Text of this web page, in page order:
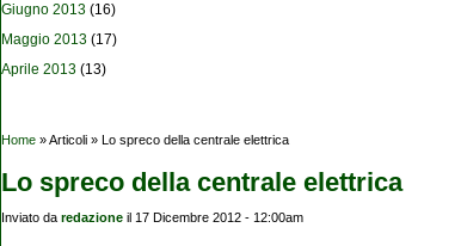
Giugno 2013 (16)
Maggio 2013 (17)
Aprile 2013 (13)
Tu sei qui
Home » Articoli » Lo spreco della centrale elettrica
Lo spreco della centrale elettrica
Inviato da redazione il 17 Dicembre 2012 - 12:00am